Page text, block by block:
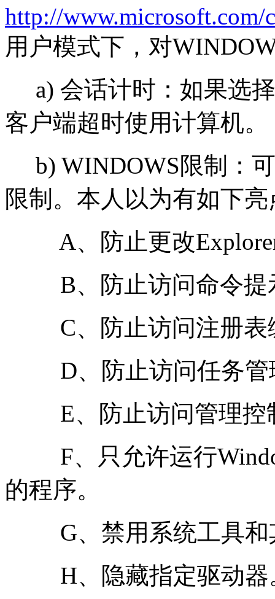
http://www.microsoft.com/
用户模式下，对
a) 会话计时：如果选
客户端超时使用计算机。
b) WINDOWS限制：
限制。本人以为有如下亮
A、防止更改Explorer
B、防止访问命令提
C、防止访问注册表
D、防止访问任务管
E、防止访问管理控
F、只允许运行
的程序。
G、禁用系统工具和
H、隐藏指定驱动器